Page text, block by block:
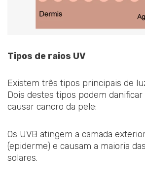
Tipos de raios UV
Existem três tipos principais de
Dois destes tipos podem danificar
causar cancro da pele:
Os UVB atingem a camada
(epiderme) e causam a maioria
solares.